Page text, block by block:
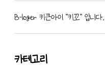
B-loger 키큰아이 "키꼬" 입니다.
카테고리